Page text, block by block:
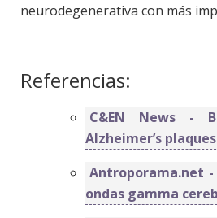
neurodegenerativa con más
Referencias:
C&EN News -
Alzheimer’s plaques
Antroporama.net
ondas gamma